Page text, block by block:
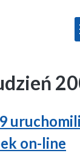
on-line